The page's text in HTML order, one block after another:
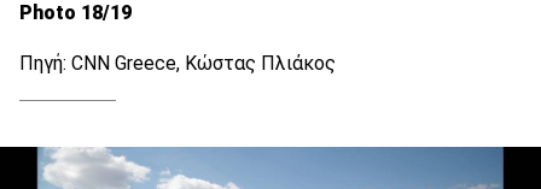
Photo 18/19
Πηγή: CNN Greece, Κώστας Πλιάκος